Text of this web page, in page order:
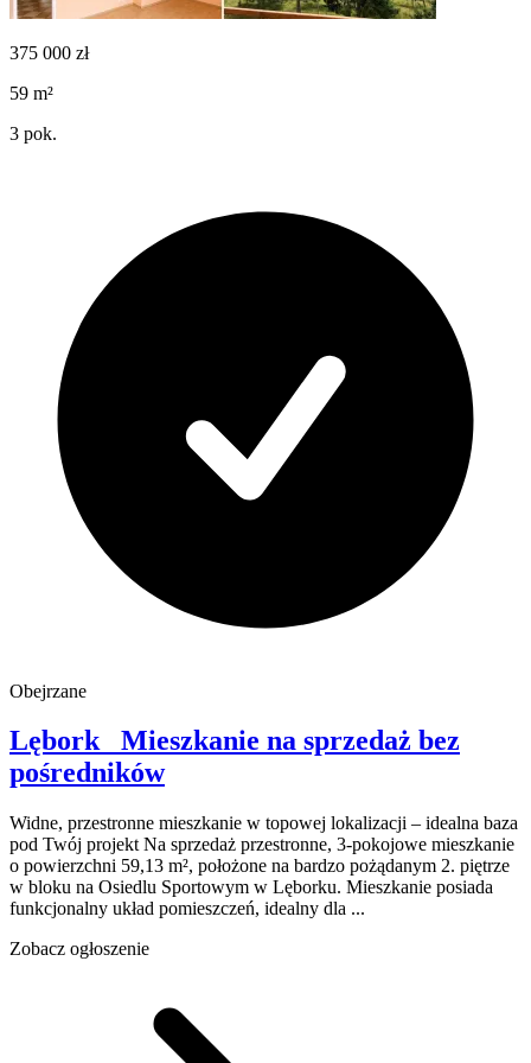
375 000 zł
59 m²
3 pok.
Obejrzane
Lębork Mieszkanie na sprzedaż bez
pośredników
Widne, przestronne mieszkanie w topowej lokalizacji – idealna baza
pod Twój projekt Na sprzedaż przestronne, 3-pokojowe mieszkanie
o powierzchni 59,13 m², położone na bardzo pożądanym 2. piętrze
w bloku na Osiedlu Sportowym w Lęborku. Mieszkanie posiada
funkcjonalny układ pomieszczeń, idealny dla ...
Zobacz ogłoszenie